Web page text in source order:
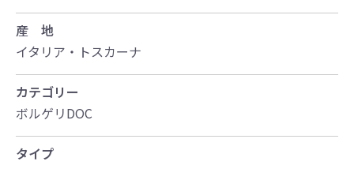
産 地
イタリア・トスカーナ
カテゴリー
ボルゲリDOC
タイプ